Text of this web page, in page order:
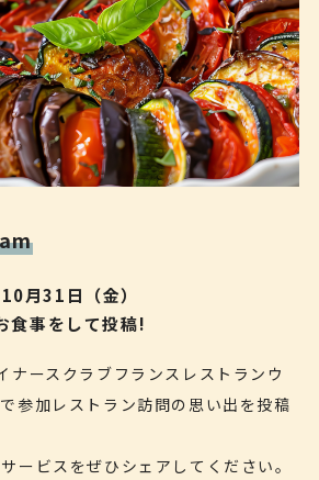
月31日（金）
食事をして投稿!
ナースクラブフランスレストランウ
参加レストラン訪問の思い出を投稿
ービスをぜひシェアしてください。